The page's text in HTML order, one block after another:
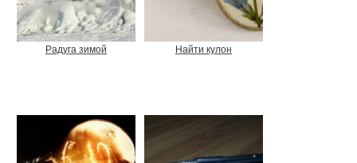
Радуга зимой Найти кулон